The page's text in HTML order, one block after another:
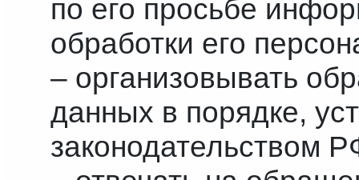
по его просьбе
обработки его
– организовывать
данных в порядке,
законодательством